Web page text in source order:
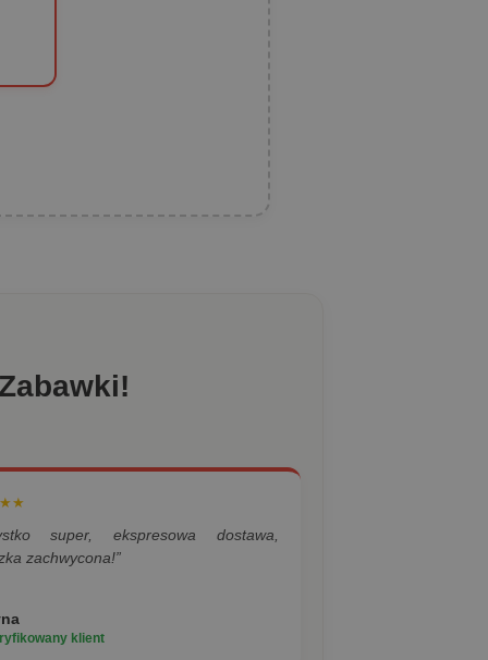
super, ekspresowa dostawa,
zachwycona!”
klient